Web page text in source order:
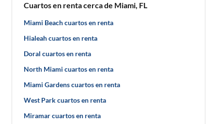
Cuartos en renta cerca de Miami, FL
Miami Beach cuartos en renta
Hialeah cuartos en renta
Doral cuartos en renta
North Miami cuartos en renta
Miami Gardens cuartos en renta
West Park cuartos en renta
Miramar cuartos en renta